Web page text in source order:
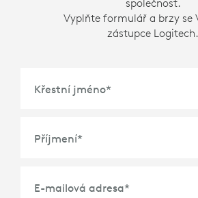
společnost.
Vyplňte formulář a brzy se
zástupce Logitech.
Křestní jméno*
Příjmení*
E-mailová adresa*